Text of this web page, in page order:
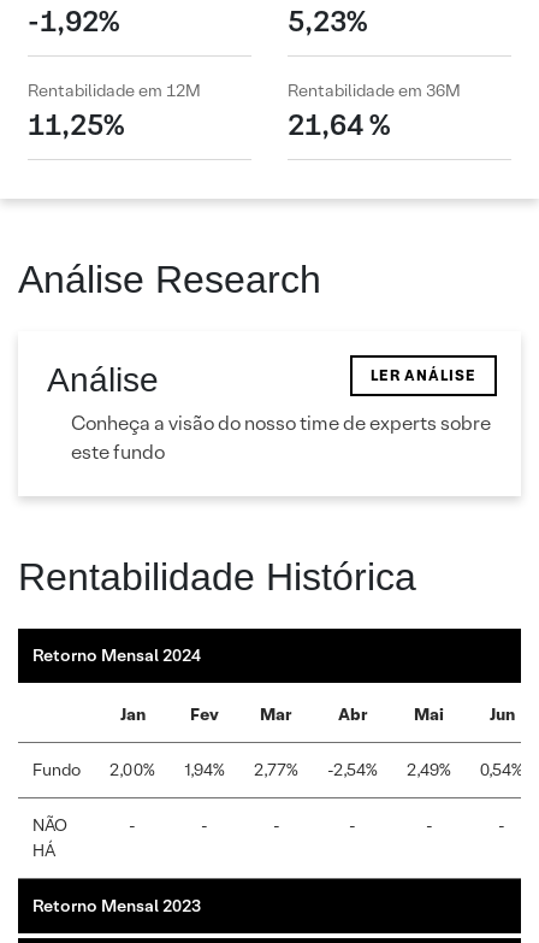
-1,92% 5,23%
Rentabilidade em 12M
11,25%
Rentabilidade em 36M
21,64 %
Análise Research
Análise
Conheça a visão do nosso time de experts sobre
este fundo
LER ANÁLISE
Rentabilidade Histórica
Retorno Mensal 2024
Jan Fev Mar Abr Mai Jun
Fundo 2,00% 1,94% 2,77% -2,54% 2,49% 0,54%
NÃO
HÁ
- - - - - -
Retorno Mensal 2023